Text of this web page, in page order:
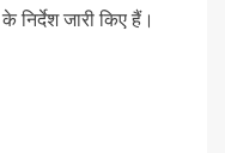
जारी किए हैं।